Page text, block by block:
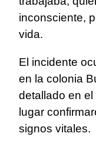
inconsciente,
vida.
El incidente
en la colonia
detallado en
lugar
signos vitales.